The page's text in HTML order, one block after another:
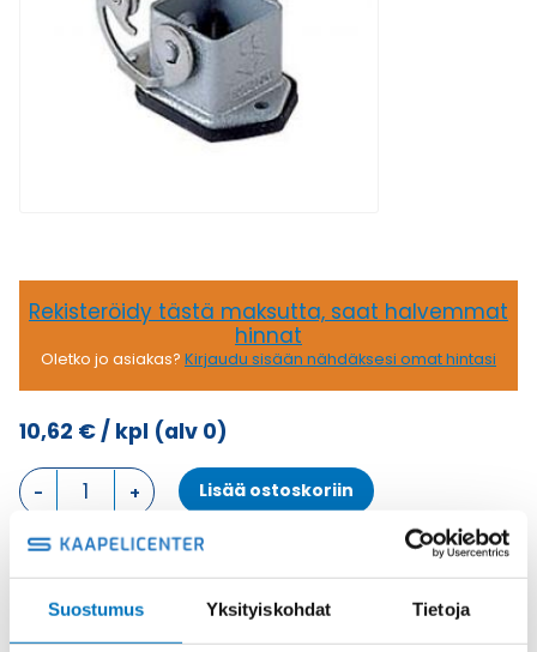
Suostumus Yksityiskohdat Tietoja
Rekisteröidy tästä maksutta, saat halvemmat
hinnat
Oletko jo asiakas? Kirjaudu sisään nähdäksesi omat hintasi
10,62 €/ kpl (alv 0)
LÄPIVIENTIKOTELO,
KOTELON
ALAOSA
määrä
Lisää ostoskoriin
TuotekoodiCKAX03I
Osasto ILME -moninapaliittimet,Kotelon alaosa,Kotelot